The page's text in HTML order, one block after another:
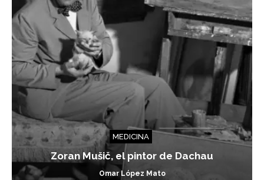
MEDICINA
Zoran Mušič, el pintor de Dachau
Omar López Mato